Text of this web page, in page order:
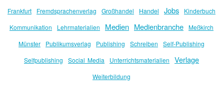
Frankfurt Fremdsprachenverlag Großhandel Handel Jobs
Kinderbuch
Kommunikation
Lehrmaterialien Medien Medienbranche Meßkirch
Münster
Publikumsverlag Publishing Schreiben
Self-Publishing
Selfpublishing
Social Media Unterrichtsmaterialien Verlage
Weiterbildung